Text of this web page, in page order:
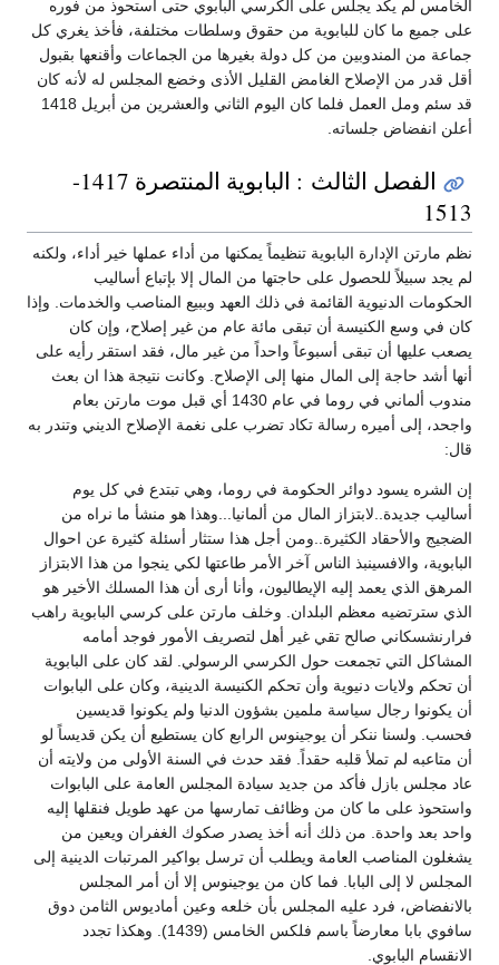
الخامس لم يكد يجلس على الكرسي البابوي حتى استحوذ من فوره
على جميع ما كان للبابوية من حقوق وسلطات مختلفة، فأخذ يغري كل
جماعة من المندوبين من كل دولة بغيرها من الجماعات وأقنعها بقبول
أقل قدر من الإصلاح الغامض القليل الأذى وخضع المجلس له لأنه كان
قد سئم ومل العمل فلما كان اليوم الثاني والعشرين من أبريل 1418
أعلن انفضاض جلساته.
الفصل الثالث : البابوية المنتصرة 1417-
1513
نظم مارتن الإدارة البابوية تنظيماً يمكنها من أداء عملها خير أداء، ولكنه
لم يجد سبيلاً للحصول على حاجتها من المال إلا بإتباع أساليب
الحكومات الدنيوية القائمة في ذلك العهد وببيع المناصب والخدمات. وإذا
كان في وسع الكنيسة أن تبقى مائة عام من غير إصلاح، وإن كان
يصعب عليها أن تبقى أسبوعاً واحداً من غير مال، فقد استقر رأيه على
أنها أشد حاجة إلى المال منها إلى الإصلاح. وكانت نتيجة هذا ان بعث
مندوب ألماني في روما في عام 1430 أي قبل موت مارتن بعام
واجحد، إلى أميره رسالة تكاد تضرب على نغمة الإصلاح الديني وتندر به
قال:
إن الشره يسود دوائر الحكومة في روما، وهي تبتدع في كل يوم
أساليب جديدة..لابتزاز المال من ألمانيا...وهذا هو منشأ ما نراه من
الضجيج والأحقاد الكثيرة..ومن أجل هذا ستثار أسئلة كثيرة عن احوال
البابوية، والافسينبذ الناس آخر الأمر طاعتها لكي ينجوا من هذا الابتزاز
المرهق الذي يعمد إليه الإيطاليون، وأنا أرى أن هذا المسلك الأخير هو
الذي سترتضيه معظم البلدان. وخلف مارتن على كرسي البابوية راهب
فرارنشسكاني صالح تقي غير أهل لتصريف الأمور فوجد أمامه
المشاكل التي تجمعت حول الكرسي الرسولي. لقد كان على البابوية
أن تحكم ولايات دنيوية وأن تحكم الكنيسة الدينية، وكان على البابوات
أن يكونوا رجال سياسة ملمين بشؤون الدنيا ولم يكونوا قديسين
فحسب. ولسنا ننكر أن يوجينوس الرابع كان يستطيع أن يكن قديساً لو
أن متاعبه لم تملأ قلبه حقداً. فقد حدث في السنة الأولى من ولايته أن
عاد مجلس بازل فأكد من جديد سيادة المجلس العامة على البابوات
واستحوذ على ما كان من وظائف تمارسها من عهد طويل فنقلها إليه
واحد بعد واحدة. من ذلك أنه أخذ يصدر صكوك الغفران ويعين من
يشغلون المناصب العامة ويطلب أن ترسل بواكير المرتبات الدينية إلى
المجلس لا إلى البابا. فما كان من يوجينوس إلا أن أمر المجلس
بالانفضاض، فرد عليه المجلس بأن خلعه وعين أماديوس الثامن دوق
سافوي بابا معارضاً باسم فلكس الخامس (1439). وهكذا تجدد
الانقسام البابوي.